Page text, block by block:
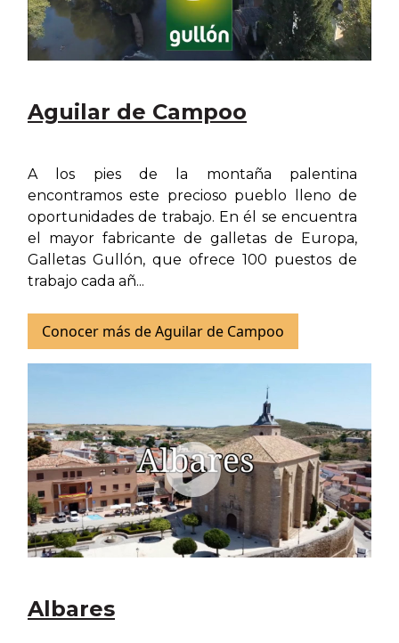
Aguilar de Campoo
A los pies de la montaña palentina
encontramos este precioso pueblo lleno de
oportunidades de trabajo. En él se encuentra
el mayor fabricante de galletas de Europa,
Galletas Gullón, que ofrece 100 puestos de
trabajo cada añ...
Conocer más de Aguilar de Campoo
Albares